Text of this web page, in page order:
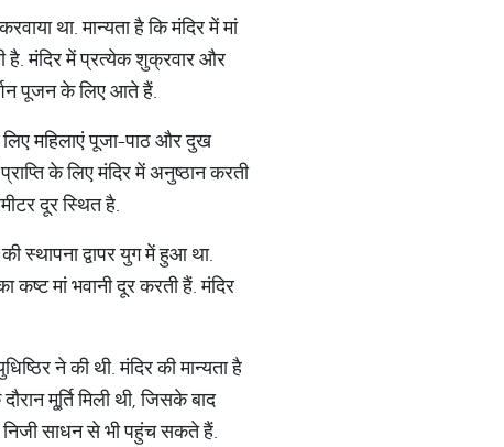
था. मान्यता है कि मंदिर में मां
है. मंदिर में प्रत्येक शुक्रवार और
पूजन के लिए आते हैं.
लिए महिलाएं पूजा-पाठ और दुख
के लिए मंदिर में अनुष्ठान करती
दूर स्थित है.
स्थापना द्वापर युग में हुआ था.
कष्ट मां भवानी दूर करती हैं. मंदिर
ने की थी. मंदिर की मान्यता है
मू्र्ति मिली थी, जिसके बाद
निजी साधन से भी पहुंच सकते हैं.